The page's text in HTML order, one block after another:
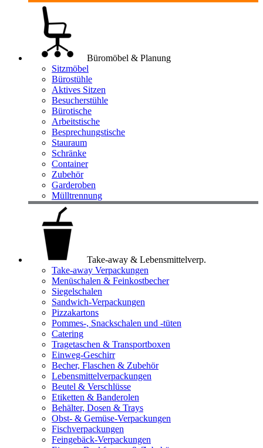
Büromöbel & Planung
Sitzmöbel
Bürostühle
Aktives Sitzen
Besucherstühle
Bürotische
Arbeitstische
Besprechungstische
Stauraum
Schränke
Container
Zubehör
Garderoben
Mülltrennung
Take-away & Lebensmittelverp.
Take-away Verpackungen
Menüschalen & Feinkostbecher
Siegelschalen
Sandwich-Verpackungen
Pizzakartons
Pommes-, Snackschalen und -tüten
Catering
Tragetaschen & Transportboxen
Einweg-Geschirr
Becher, Flaschen & Zubehör
Lebensmittelverpackungen
Beutel & Verschlüsse
Etiketten & Banderolen
Behälter, Dosen & Trays
Obst- & Gemüse-Verpackungen
Fischverpackungen
Feingebäck-Verpackungen